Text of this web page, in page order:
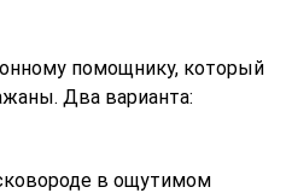
помощнику, который
Два варианта:
в ощутимом